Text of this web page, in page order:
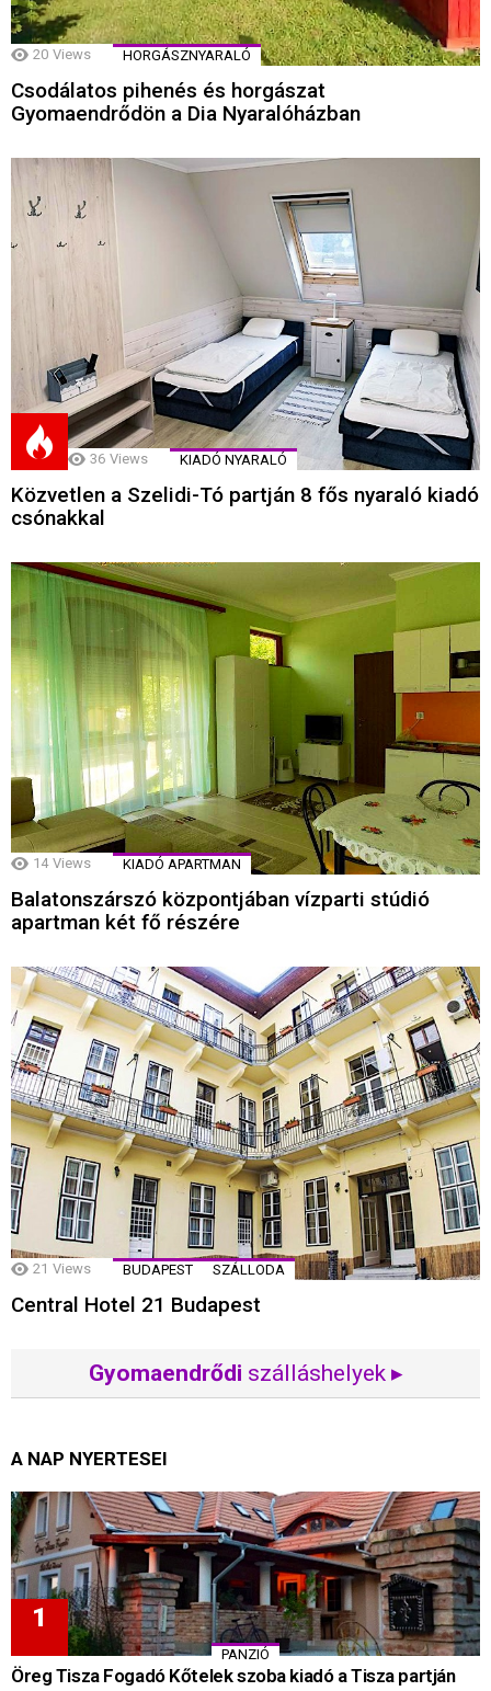
20 Views HORGÁSZNYARALÓ
Csodálatos pihenés és horgászat
Gyomaendrődön a Dia Nyaralóházban
36 Views KIADÓ NYARALÓ
Közvetlen a Szelidi-Tó partján 8 fős nyaraló kiadó
csónakkal
14 Views KIADÓ APARTMAN
Balatonszárszó központjában vízparti stúdió
apartman két fő részére
21 Views BUDAPEST SZÁLLODA
Central Hotel 21 Budapest
Gyomaendrődi szálláshelyek ▸
A NAP NYERTESEI
PANZIÓ
Öreg Tisza Fogadó Kőtelek szoba kiadó a Tisza partján